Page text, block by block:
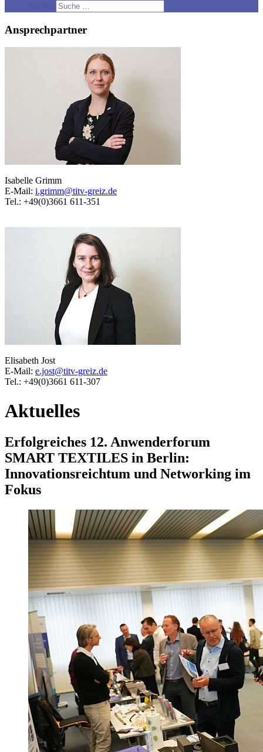
Ansprechpartner
Isabelle Grimm
E-Mail: i.grimm@titv-greiz.de
Tel.: +49(0)3661 611-351
Elisabeth Jost
E-Mail: e.jost@titv-greiz.de
Tel.: +49(0)3661 611-307
Aktuelles
Erfolgreiches 12. Anwenderforum
SMART TEXTILES in Berlin:
Innovationsreichtum und Networking im
Fokus